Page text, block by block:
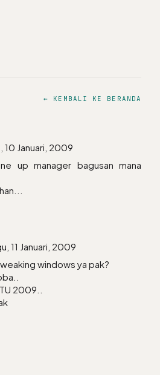
← KEMBALI KE BERANDA
10 Januari, 2009
up manager bagusan mana
11 Januari, 2009
windows ya pak?
2009..